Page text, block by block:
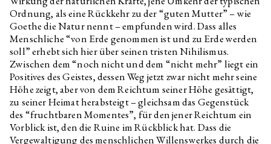
Ordnung, als eine Rückkehr zu der “guten Mutter” – wie
Goethe die Natur nennt – empfunden wird. Dass alles
Menschliche “von Erde genommen ist und zu Erde werden
soll” erhebt sich hier über seinen tristen Nihilismus.
Zwischen dem “noch nicht und dem “nicht mehr” liegt ein
Positives des Geistes, dessen Weg jetzt zwar nicht mehr seine
Höhe zeigt, aber von dem Reichtum seiner Höhe gesättigt,
zu seiner Heimat herabsteigt – gleichsam das Gegenstück
des “fruchtbaren Momentes”, für den jener Reichtum ein
Vorblick ist, den die Ruine im Rückblick hat. Dass die
Vergewaltigung des menschlichen Willenswerkes durch die